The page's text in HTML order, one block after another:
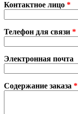
Контактное лицо *
Телефон для связи *
Электронная почта
Содержание заказа *